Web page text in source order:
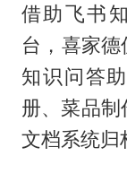
借助飞书
台，喜家
知识问答
册、菜品
文档系统归